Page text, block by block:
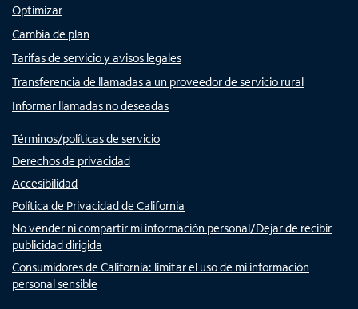
Optimizar
Cambia de plan
Tarifas de servicio y avisos legales
Transferencia de llamadas a un proveedor de servicio rural
Informar llamadas no deseadas
Términos/políticas de servicio
Derechos de privacidad
Accesibilidad
Política de Privacidad de California
No vender ni compartir mi información personal/Dejar de recibir
publicidad dirigida
Consumidores de California: limitar el uso de mi información
personal sensible